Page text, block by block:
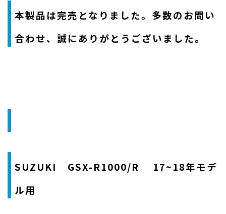
本製品は完売となりました。多数のお問い
合わせ、誠にありがとうございました。
SUZUKI GSX-R1000/R 17~18年モデ
ル用